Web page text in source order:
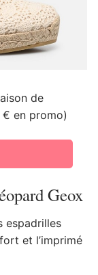
de
€ en promo)
Geox
espadrilles
et l’imprimé